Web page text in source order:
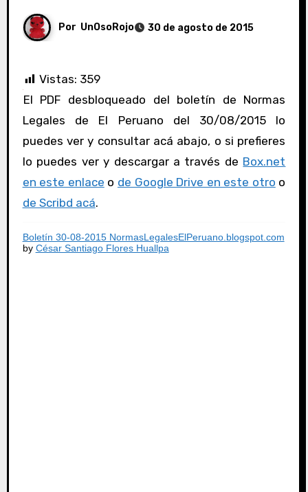
Por UnOsoRojo 30 de agosto de 2015
Vistas: 359
El PDF desbloqueado del boletín de Normas
Legales de El Peruano del 30/08/2015 lo
puedes ver y consultar acá abajo, o si prefieres
lo puedes ver y descargar a través de Box.net
en este enlace o de Google Drive en este otro o
de Scribd acá.
Boletín 30-08-2015 NormasLegalesElPeruano.blogspot.com
by César Santiago Flores Huallpa